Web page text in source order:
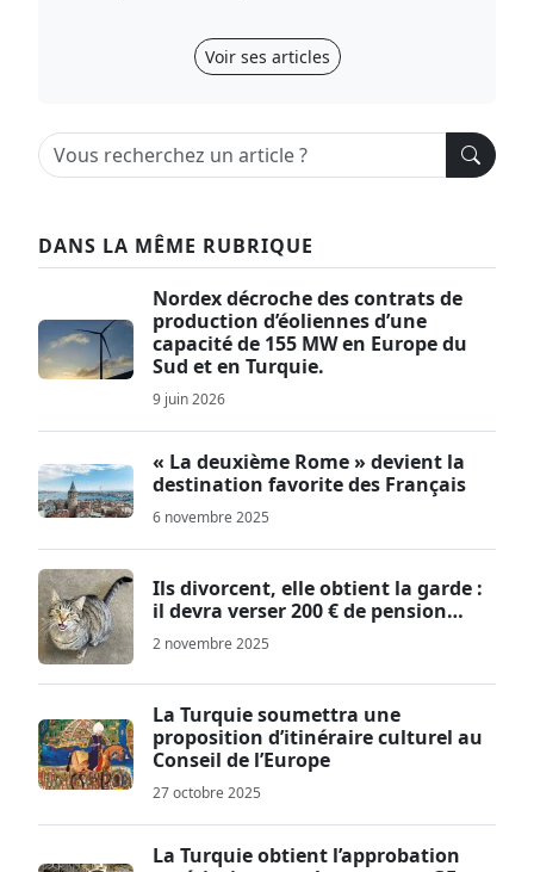
Voir ses articles
DANS LA MÊME RUBRIQUE
Nordex décroche des contrats de
production d’éoliennes d’une
capacité de 155 MW en Europe du
Sud et en Turquie.
9 juin 2026
« La deuxième Rome » devient la
destination favorite des Français
6 novembre 2025
Ils divorcent, elle obtient la garde :
il devra verser 200 € de pension…
2 novembre 2025
La Turquie soumettra une
proposition d’itinéraire culturel au
Conseil de l’Europe
27 octobre 2025
La Turquie obtient l’approbation